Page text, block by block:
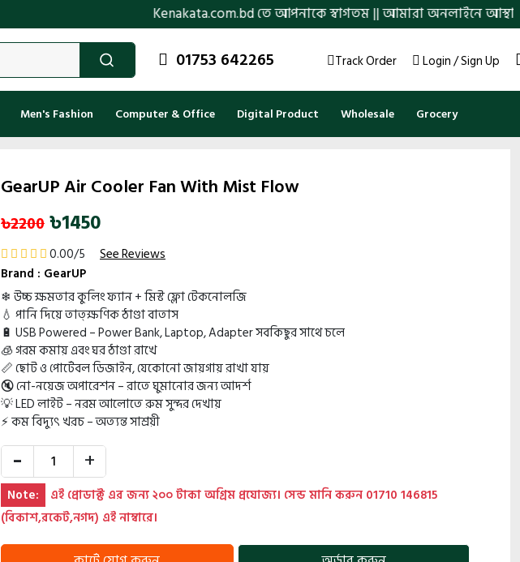
Kenakata.com.bd তে আপনাকে স্বাগতম || আমারা অনলাইনে আস্থা ও
01753 642265 Track Order Login / Sign Up
Men's Fashion Computer & Office Digital Product Wholesale Grocery
GearUP Air Cooler Fan With Mist Flow
৳2200৳1450
0.00/5
See Reviews
Brand : GearUP
❄ উচ্চ ক্ষমতার কুলিং ফ্যান + মিস্ট ফ্লো টেকনোলজি
💧 পানি দিয়ে তাত্ক্ষণিক ঠাণ্ডা বাতাস
🔋 USB Powered – Power Bank, Laptop, Adapter সবকিছুর সাথে চলে
🧊 গরম কমায় এবং ঘর ঠাণ্ডা রাখে
📏 ছোট ও পোর্টেবল ডিজাইন, যেকোনো জায়গায় রাখা যায়
🔇 নো-নয়েজ অপারেশন – রাতে ঘুমানোর জন্য আদর্শ
💡 LED লাইট – নরম আলোতে রুম সুন্দর দেখায়
⚡ কম বিদ্যুৎ খরচ – অত্যন্ত সাশ্রয়ী
- +
Note:
এই প্রোডাক্ট এর জন্য ২০০ টাকা অগ্রিম প্রযোজ্য। সেন্ড মানি করুন 01710 146815
(বিকাশ,রকেট,নগদ) এই নাম্বারে।